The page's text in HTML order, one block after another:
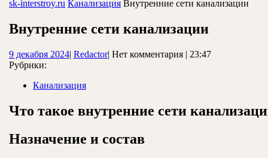
sk-interstroy.ru Канализация Внутренние сети канализации
Внутренние сети канализации
9 декабря 20249| RedactorRedactor
| Нет комментария | 23:47
Рубрики:
Канализация
Что такое внутренние сети
Назначение и состав